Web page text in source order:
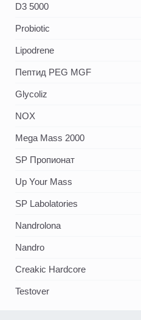
D3 5000
Probiotic
Lipodrene
Пептид PEG MGF
Glycoliz
NOX
Mega Mass 2000
SP Пропионат
Up Your Mass
SP Labolatories
Nandrolona
Nandro
Creakic Hardcore
Testover